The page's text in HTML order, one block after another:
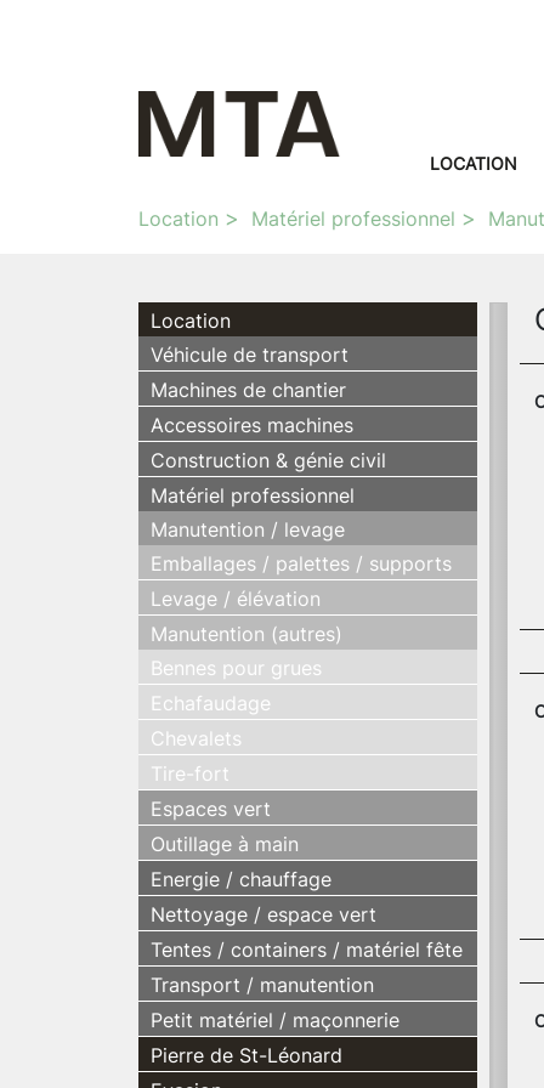
LOCATION
Location Matériel professionnel
Location
Véhicule de transport
Machines de chantier
Accessoires machines
Construction & génie civil
Matériel professionnel
Manutention / levage
Emballages / palettes / supports
Levage / élévation
Manutention (autres)
Bennes pour grues
Echafaudage
Chevalets
Tire-fort
Espaces vert
Outillage à main
Energie / chauffage
Nettoyage / espace vert
Tentes / containers / matériel fête
Transport / manutention
Petit matériel / maçonnerie
Pierre de St-Léonard